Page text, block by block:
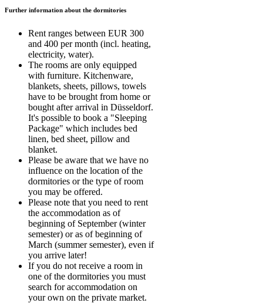
Further information about the dormitories
Rent ranges between EUR 300
and 400 per month (incl. heating,
electricity, water).
The rooms are only equipped
with furniture. Kitchenware,
blankets, sheets, pillows, towels
have to be brought from home or
bought after arrival in Düsseldorf.
It's possible to book a "Sleeping
Package" which includes bed
linen, bed sheet, pillow and
blanket.
Please be aware that we have no
influence on the location of the
dormitories or the type of room
you may be offered.
Please note that you need to rent
the accommodation as of
beginning of September (winter
semester) or as of beginning of
March (summer semester), even if
you arrive later!
If you do not receive a room in
one of the dormitories you must
search for accommodation on
your own on the private market.